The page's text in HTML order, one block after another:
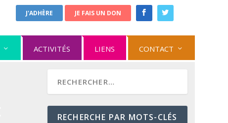
J'ADHÈRE JE FAIS UN DON
ACTIVITÉS LIENS CONTACT
RECHERCHE PAR MOTS-CLÉS